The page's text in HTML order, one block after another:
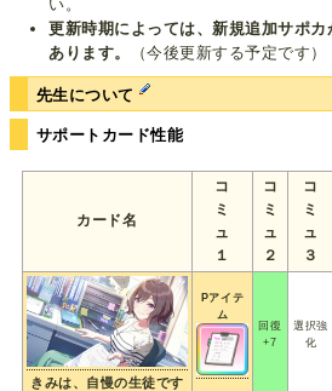
い。
更新時期によっては、新規追加サポ
あります。
（今後更新する予定です）
先生について
サポートカード性能
カード名
コ
ミ
ュ
１
コ
ミ
ュ
２
コ
ミ
ュ
３
きみは、自慢の生徒です
Pアイテ
ム
回復
+7
選択強
化